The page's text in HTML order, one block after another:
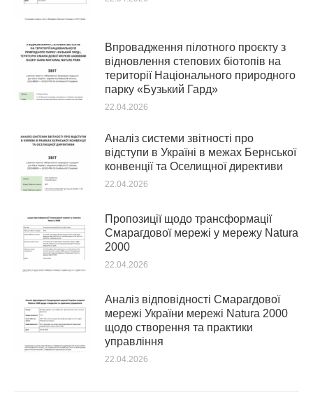
Впровадження пілотного проєкту з
відновлення степових біотопів на
території Національного природного
парку «Бузький Гард»
22.04.2026
Аналіз системи звітності про
відступи в Україні в межах Бернської
конвенції та Оселищної директиви
22.04.2026
Пропозиції щодо трансформації
Смарагдової мережі у мережу Natura
2000
22.04.2026
Аналіз відповідності Смарагдової
мережі України мережі Natura 2000
щодо створення та практики
управління
22.04.2026